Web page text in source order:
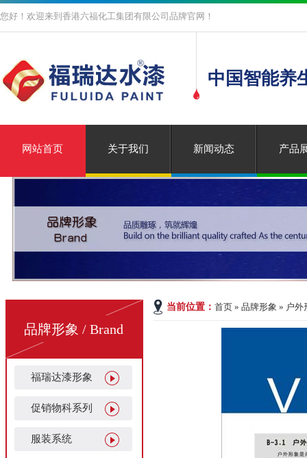
您好！欢迎来到香港六福化工集团有限公司品牌官网！
中国智能养
网站首页 关于我们 新闻动态 产品
品牌形象 / Brand
福瑞达漆形象
促销物科系列
服装系统
当前位置：首页 » 品牌形象 » 户外